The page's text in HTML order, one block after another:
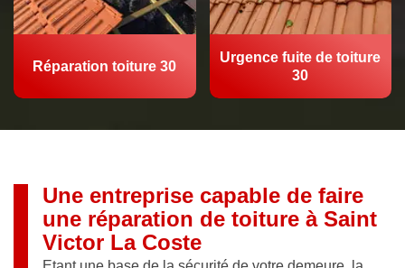
Réparation toiture 30
Urgence fuite de toiture
30
Une entreprise capable de faire
une réparation de toiture à Saint
Victor La Coste